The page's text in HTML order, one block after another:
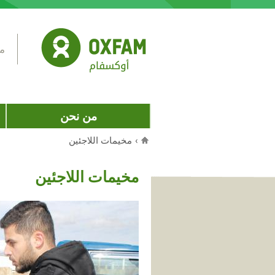
من نحن
› مخيمات اللاجئين
مخيمات اللاجئين